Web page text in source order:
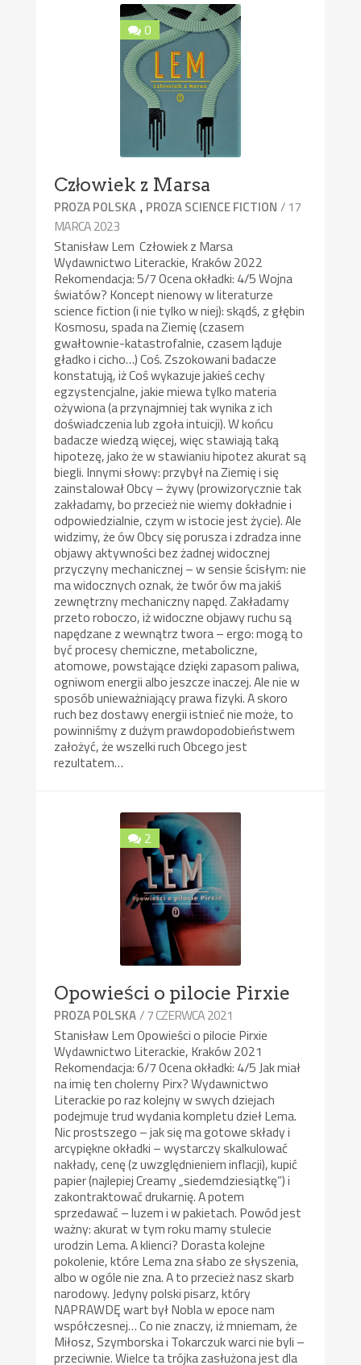
0
Człowiek z Marsa
PROZA POLSKA , PROZA SCIENCE FICTION / 17
MARCA 2023
Stanisław Lem Człowiek z Marsa
Wydawnictwo Literackie, Kraków 2022
Rekomendacja: 5/7 Ocena okładki: 4/5 Wojna
światów? Koncept nienowy w literaturze
science fiction (i nie tylko w niej): skądś, z głębin
Kosmosu, spada na Ziemię (czasem
gwałtownie-katastrofalnie, czasem ląduje
gładko i cicho…) Coś. Zszokowani badacze
konstatują, iż Coś wykazuje jakieś cechy
egzystencjalne, jakie miewa tylko materia
ożywiona (a przynajmniej tak wynika z ich
doświadczenia lub zgoła intuicji). W końcu
badacze wiedzą więcej, więc stawiają taką
hipotezę, jako że w stawianiu hipotez akurat są
biegli. Innymi słowy: przybył na Ziemię i się
zainstalował Obcy – żywy (prowizorycznie tak
zakładamy, bo przecież nie wiemy dokładnie i
odpowiedzialnie, czym w istocie jest życie). Ale
widzimy, że ów Obcy się porusza i zdradza inne
objawy aktywności bez żadnej widocznej
przyczyny mechanicznej – w sensie ścisłym: nie
ma widocznych oznak, że twór ów ma jakiś
zewnętrzny mechaniczny napęd. Zakładamy
przeto roboczo, iż widoczne objawy ruchu są
napędzane z wewnątrz twora – ergo: mogą to
być procesy chemiczne, metaboliczne,
atomowe, powstające dzięki zapasom paliwa,
ogniwom energii albo jeszcze inaczej. Ale nie w
sposób unieważniający prawa fizyki. A skoro
ruch bez dostawy energii istnieć nie może, to
powinniśmy z dużym prawdopodobieństwem
założyć, że wszelki ruch Obcego jest
rezultatem…
2
Opowieści o pilocie Pirxie
PROZA POLSKA/ 7 CZERWCA 2021
Stanisław Lem Opowieści o pilocie Pirxie
Wydawnictwo Literackie, Kraków 2021
Rekomendacja: 6/7 Ocena okładki: 4/5 Jak miał
na imię ten cholerny Pirx? Wydawnictwo
Literackie po raz kolejny w swych dziejach
podejmuje trud wydania kompletu dzieł Lema.
Nic prostszego – jak się ma gotowe składy i
arcypiękne okładki – wystarczy skalkulować
nakłady, cenę (z uwzględnieniem inflacji), kupić
papier (najlepiej Creamy „siedemdziesiątkę”) i
zakontraktować drukarnię. A potem
sprzedawać – luzem i w pakietach. Powód jest
ważny: akurat w tym roku mamy stulecie
urodzin Lema. A klienci? Dorasta kolejne
pokolenie, które Lema zna słabo ze słyszenia,
albo w ogóle nie zna. A to przecież nasz skarb
narodowy. Jedyny polski pisarz, który
NAPRAWDĘ wart był Nobla w epoce nam
współczesnej… Co nie znaczy, iż mniemam, że
Miłosz, Szymborska i Tokarczuk warci nie byli –
przeciwnie. Wielce ta trójka zasłużona jest dla